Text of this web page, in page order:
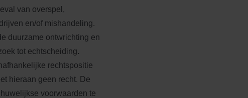
van overspel,
en/of mishandeling.
duurzame ontwrichting en
tot echtscheiding.
rechtspositie
hieraan geen recht. De
voorwaarden te